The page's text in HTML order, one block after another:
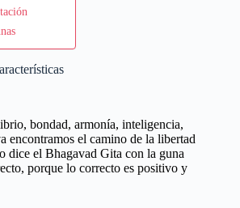
bondad, armonía, inteligencia,
encontramos el camino de la libertad
dice el Bhagavad Gita con la guna
porque lo correcto es positivo y